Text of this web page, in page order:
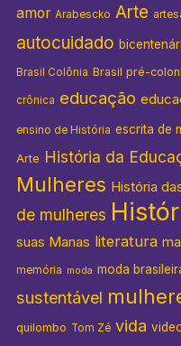
amor Arabescko Arte
autocuidado
Brasil Colônia Brasil pré-
crônica educação
ensino de História escrita de
Arte História da
Mulheres História
de mulheres
suas Manas literatura
memória moda moda
sustentável
quilombo Tom Zé vida